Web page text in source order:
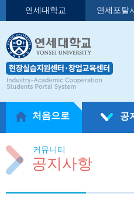
연세대학교 연세포탈
처음으로 공
커뮤니티
공지사항